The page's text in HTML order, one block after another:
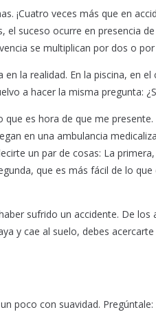
¡Cuatro veces más que en
suceso ocurre en presencia
se multiplican por dos o
la realidad. En la piscina, en
a hacer la misma pregunta:
es hora de que me presente.
en una ambulancia
un par de cosas: La
que es más fácil de lo
sufrido un accidente. De los
y cae al suelo, debes
poco con suavidad. Pregúntale: